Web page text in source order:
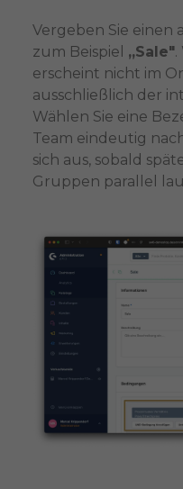
Vergeben Sie einen
zum Beispiel „Sale".
erscheint nicht im
ausschließlich der
Wählen Sie eine
Team eindeutig
sich aus, sobald
Gruppen parallel